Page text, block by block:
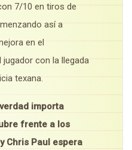
7/10 en tiros de
así a
en el
con la llegada
texana.
importa
frente a los
Chris Paul espera